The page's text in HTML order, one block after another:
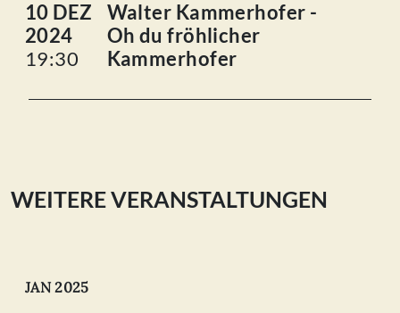
10 DEZ
2024
19:30
Walter Kammerhofer -
Oh du fröhlicher
Kammerhofer
WEITERE VERANSTALTUNGEN
JAN 2025